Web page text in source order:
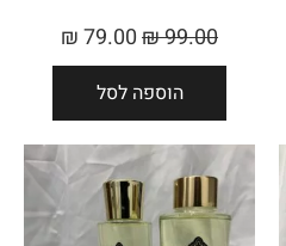
99.00
₪
79.00
₪
הוספה לסל